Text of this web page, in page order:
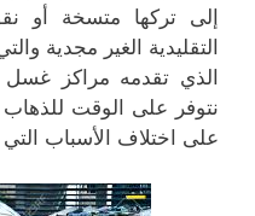
إلى تركها متسخة أو
التقليدية الغير مجدية
الذي تقدمه مراكز غسل
نتوفر على الوقت
على اختلاف الأسباب